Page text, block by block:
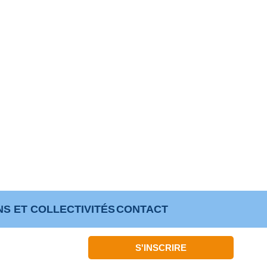
ET COLLECTIVITÉSCONTACT
S'INSCRIRE